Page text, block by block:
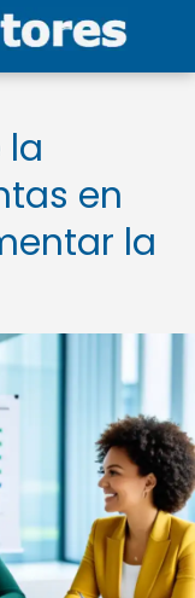
la
en
la